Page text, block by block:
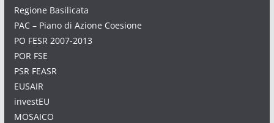
Regione Basilicata
PAC – Piano di Azione Coesione
PO FESR 2007-2013
POR FSE
PSR FEASR
EUSAIR
investEU
MOSAICO